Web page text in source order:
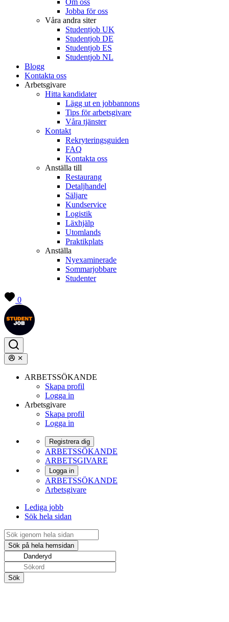
Om oss
Jobba för oss
Våra andra siter
Studentjob UK
Studentjob DE
Studentjob ES
Studentjob NL
Blogg
Kontakta oss
Arbetsgivare
Hitta kandidater
Lägg ut en jobbannons
Tips för arbetsgivare
Våra tjänster
Kontakt
Rekryteringsguiden
FAQ
Kontakta oss
Anställa till
Restaurang
Detaljhandel
Säljare
Kundservice
Logistik
Läxhjälp
Utomlands
Praktikplats
Anställa
Nyexaminerade
Sommarjobbare
Studenter
0
ARBETSSÖKANDE
Skapa profil
Logga in
Arbetsgivare
Skapa profil
Logga in
Registrera dig
ARBETSSÖKANDE
ARBETSGIVARE
Logga in
ARBETSSÖKANDE
Arbetsgivare
Lediga jobb
Sök hela sidan